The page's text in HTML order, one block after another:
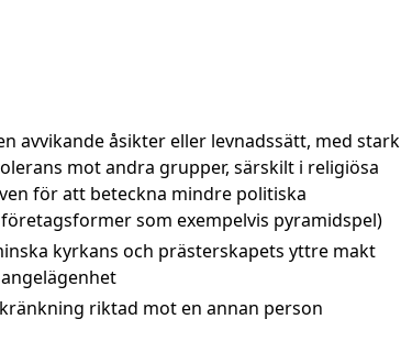
avvikande åsikter eller levnadssätt, med stark
mot andra grupper, särskilt i religiösa
för att beteckna mindre politiska
som exempelvis pyramidspel)
kyrkans och prästerskapets yttre makt
riktad mot en annan person